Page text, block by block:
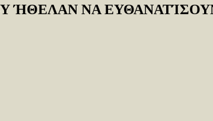
ΉΘΕΛΑΝ ΝΑ